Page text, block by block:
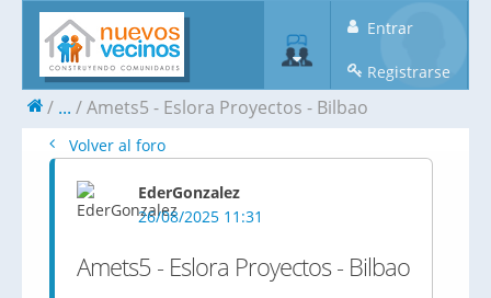
Entrar
Registrarse
... Amets5 - Eslora Proyectos - Bilbao
Volver al foro
EderGonzalez
26/08/2025 11:31
Amets5 - Eslora Proyectos - Bilbao